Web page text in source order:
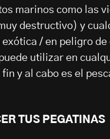
marinos como las
destructivo) y
exótica / en peligro
puede utilizar en
fin y al cabo es el
TUS PEGATINAS